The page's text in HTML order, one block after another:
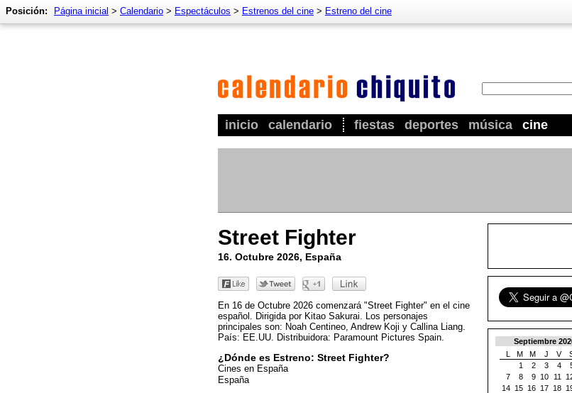
inicio calendario fiestas deportes música cine
Posición: Página inicial > Calendario > Espectáculos > Estrenos del cine > Estreno del cine
Street Fighter
16. Octubre 2026, España
En 16 de Octubre 2026 comenzará "Street Fighter" en el cine
español. Dirigida por Kitao Sakurai. Los personajes
principales son: Noah Centineo, Andrew Koji y Callina Liang.
País: EE.UU. Distribuidora: Paramount Pictures Spain.
¿Dónde es Estreno: Street Fighter?
Cines en España
España
Septiembre
L
M M J V
1
2 3 4
7
8 9 10 11
14 15 16 17 18